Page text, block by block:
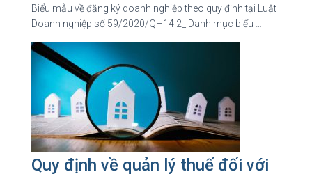
Biểu mẫu về đăng ký doanh nghiệp theo quy định tại Luật
Doanh nghiệp số 59/2020/QH14 2_ Danh mục biểu …
Quy định về quản lý thuế đối với